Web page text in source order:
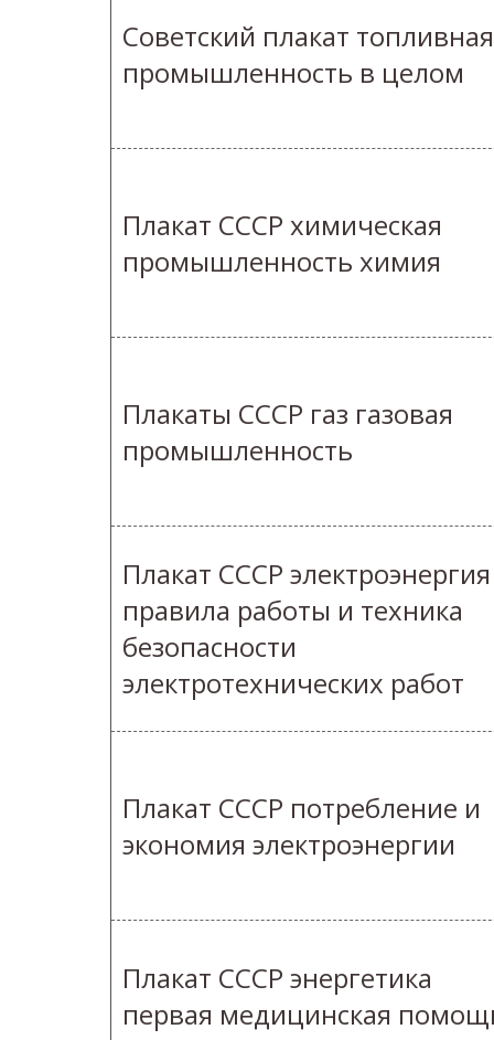
Советский плакат топливная
промышленность в целом
Плакат СССР химическая
промышленность химия
Плакаты СССР газ газовая
промышленность
Плакат СССР электроэнергия
правила работы и техника
безопасности
электротехнических работ
Плакат СССР потребление и
экономия электроэнергии
Плакат СССР энергетика
первая медицинская